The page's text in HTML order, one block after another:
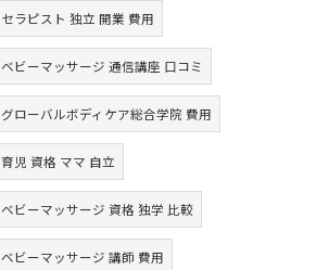
セラピスト 独立 開業 費用
ベビーマッサージ 通信講座 口コミ
グローバルボディケア総合学院 費用
育児 資格 ママ 自立
ベビーマッサージ 資格 独学 比較
ベビーマッサージ 講師 費用